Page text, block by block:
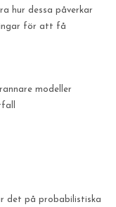
hur dessa påverkar
för att få
modeller
det på probabilistiska